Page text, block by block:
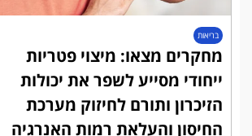
בריאות
מחקרים מצאו: מיצוי פטריות
ייחודי מסייע לשפר את יכולות
הזיכרון ותורם לחיזוק מערכת
החיסון והעלאת רמות האנרגיה